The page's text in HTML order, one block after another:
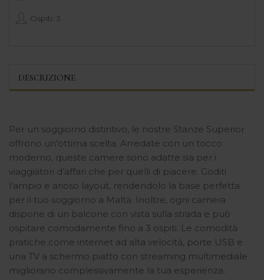
Ospiti: 3
DESCRIZIONE
Per un soggiorno distintivo, le nostre Stanze Superior
offrono un’ottima scelta. Arredate con un tocco
moderno, queste camere sono adatte sia per i
viaggiatori d’affari che per quelli di piacere. Goditi
l’ampio e arioso layout, rendendolo la base perfetta
per il tuo soggiorno a Malta. Inoltre, ogni camera
dispone di un balcone con vista sulla strada e può
ospitare comodamente fino a 3 ospiti. Le comodità
pratiche come internet ad alta velocità, porte USB e
una TV a schermo piatto con streaming multimediale
migliorano complessivamente la tua esperienza.